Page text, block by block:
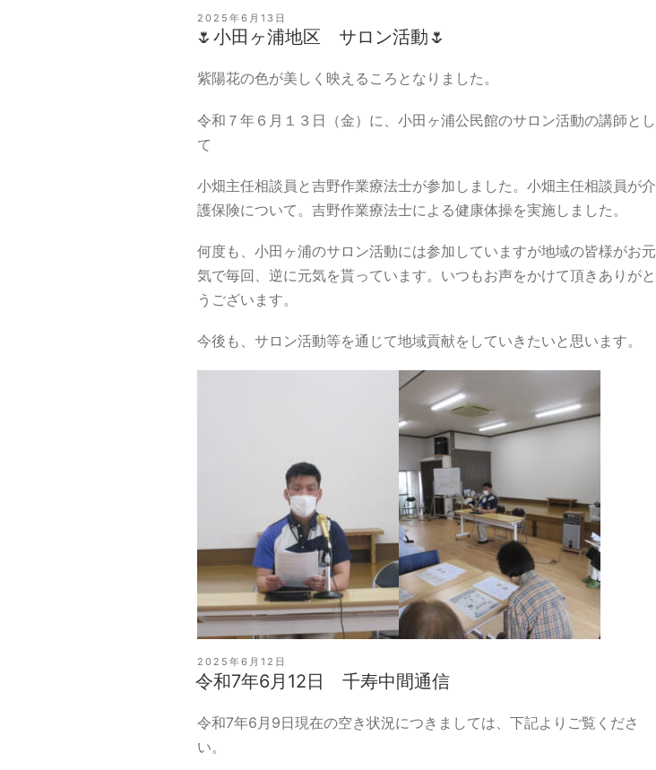
投
日:
2025年6月13日
🌷小田ヶ浦地区 サロン活動🌷
紫陽花の色が美しく映えるころとなりました。
令和７年６月１３日（金）に、小田ヶ浦公民館のサロン活動の講師とし
て
小畑主任相談員と吉野作業療法士が参加しました。小畑主任相談員が介
護保険について。吉野作業療法士による健康体操を実施しました。
何度も、小田ヶ浦のサロン活動には参加していますが地域の皆様がお元
気で毎回、逆に元気を貰っています。いつもお声をかけて頂きありがと
うございます。
今後も、サロン活動等を通じて地域貢献をしていきたいと思います。
投
稿
日:
2025年6月12日
令和7年6月12日 千寿中間通信
令和7年6月9日現在の空き状況につきましては、下記よりご覧くださ
い。